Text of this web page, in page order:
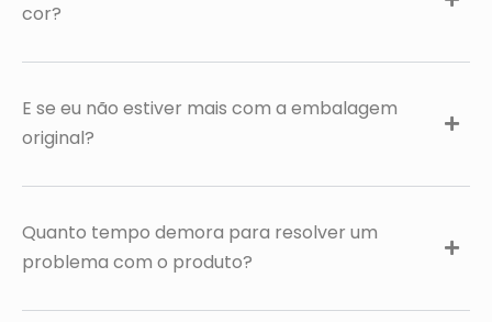
cor?
E se eu não estiver mais com a embalagem
original?
Quanto tempo demora para resolver um
problema com o produto?